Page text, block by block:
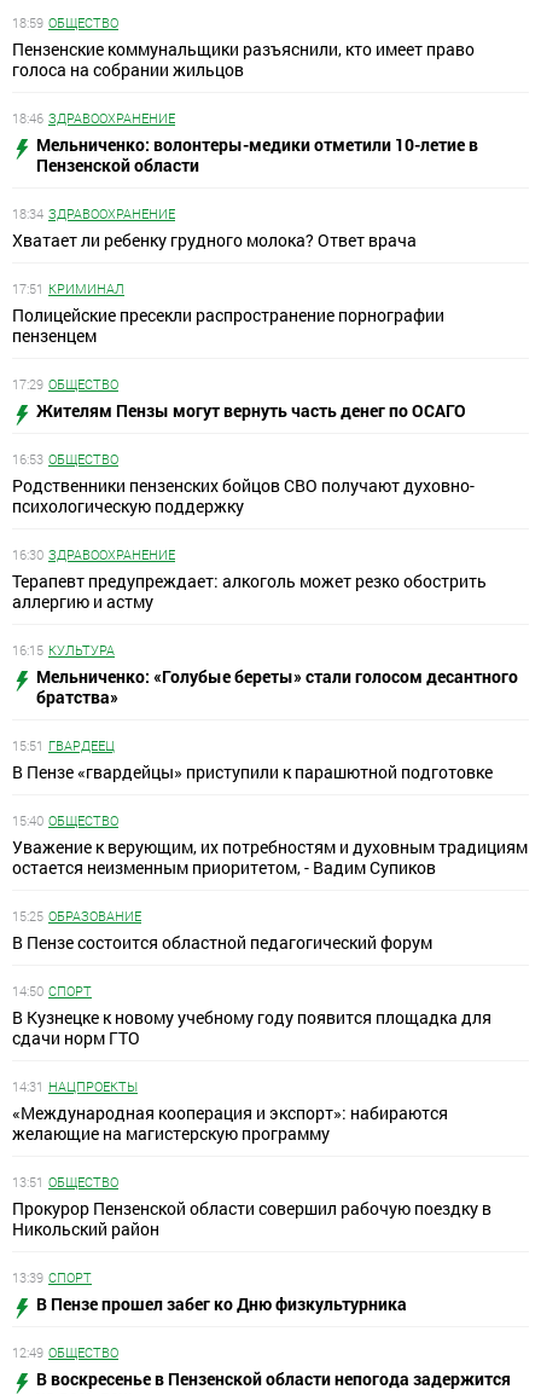
18:59 ОБЩЕСТВО
Пензенские коммунальщики разъяснили, кто имеет право
голоса на собрании жильцов
18:46 ЗДРАВООХРАНЕНИЕ
Мельниченко: волонтеры-медики отметили 10-летие в
Пензенской области
18:34 ЗДРАВООХРАНЕНИЕ
Хватает ли ребенку грудного молока? Ответ врача
17:51 КРИМИНАЛ
Полицейские пресекли распространение порнографии
пензенцем
17:29 ОБЩЕСТВО
Жителям Пензы могут вернуть часть денег по ОСАГО
16:53 ОБЩЕСТВО
Родственники пензенских бойцов СВО получают духовно-
психологическую поддержку
16:30 ЗДРАВООХРАНЕНИЕ
Терапевт предупреждает: алкоголь может резко обострить
аллергию и астму
16:15 КУЛЬТУРА
Мельниченко: «Голубые береты» стали голосом десантного
братства»
15:51 ГВАРДЕЕЦ
В Пензе «гвардейцы» приступили к парашютной подготовке
15:40 ОБЩЕСТВО
Уважение к верующим, их потребностям и духовным традициям
остается неизменным приоритетом, - Вадим Супиков
15:25 ОБРАЗОВАНИЕ
В Пензе состоится областной педагогический форум
14:50 СПОРТ
В Кузнецке к новому учебному году появится площадка для
сдачи норм ГТО
14:31 НАЦПРОЕКТЫ
«Международная кооперация и экспорт»: набираются
желающие на магистерскую программу
13:51 ОБЩЕСТВО
Прокурор Пензенской области совершил рабочую поездку в
Никольский район
13:39 СПОРТ
В Пензе прошел забег ко Дню физкультурника
12:49 ОБЩЕСТВО
В воскресенье в Пензенской области непогода задержится